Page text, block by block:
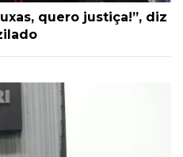
quero justiça!”, diz